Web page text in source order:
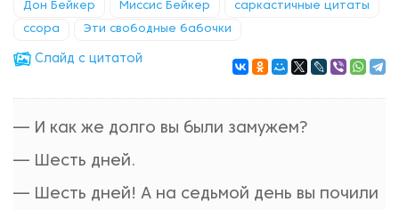
Дон Бейкер Миссис Бейкер саркастичные цитаты
ссора Эти свободные бабочки
Cлайд с цитатой
— И как же долго вы были замужем?
— Шесть дней.
— Шесть дней! А на седьмой день вы почили